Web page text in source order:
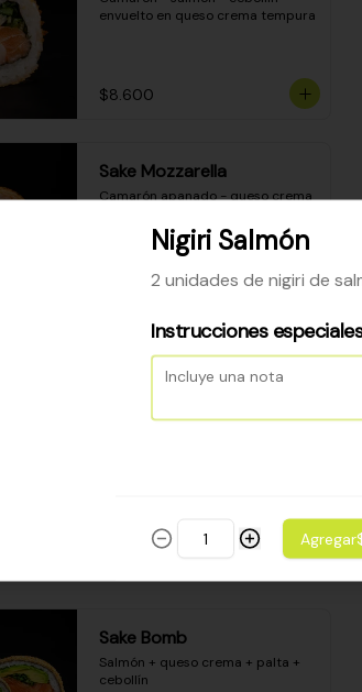
envuelto en queso crema tempura
$8.600
Sake Mozzarella
Camarón apanado - queso crema
mozzarella gratinado
$8.400
Ceviche Especial Roll
Sake Bomb
Salmón + queso crema + palta +
cebollín
Nigiri Salmón
2 unidades de nigiri de
Instrucciones
Agregar